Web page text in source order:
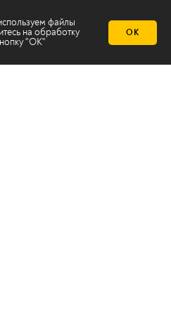
файлы
на обработку
"ОК"
ОК